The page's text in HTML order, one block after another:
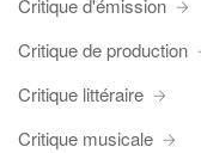
Critique d'émission
Critique de production
Critique littéraire
Critique musicale